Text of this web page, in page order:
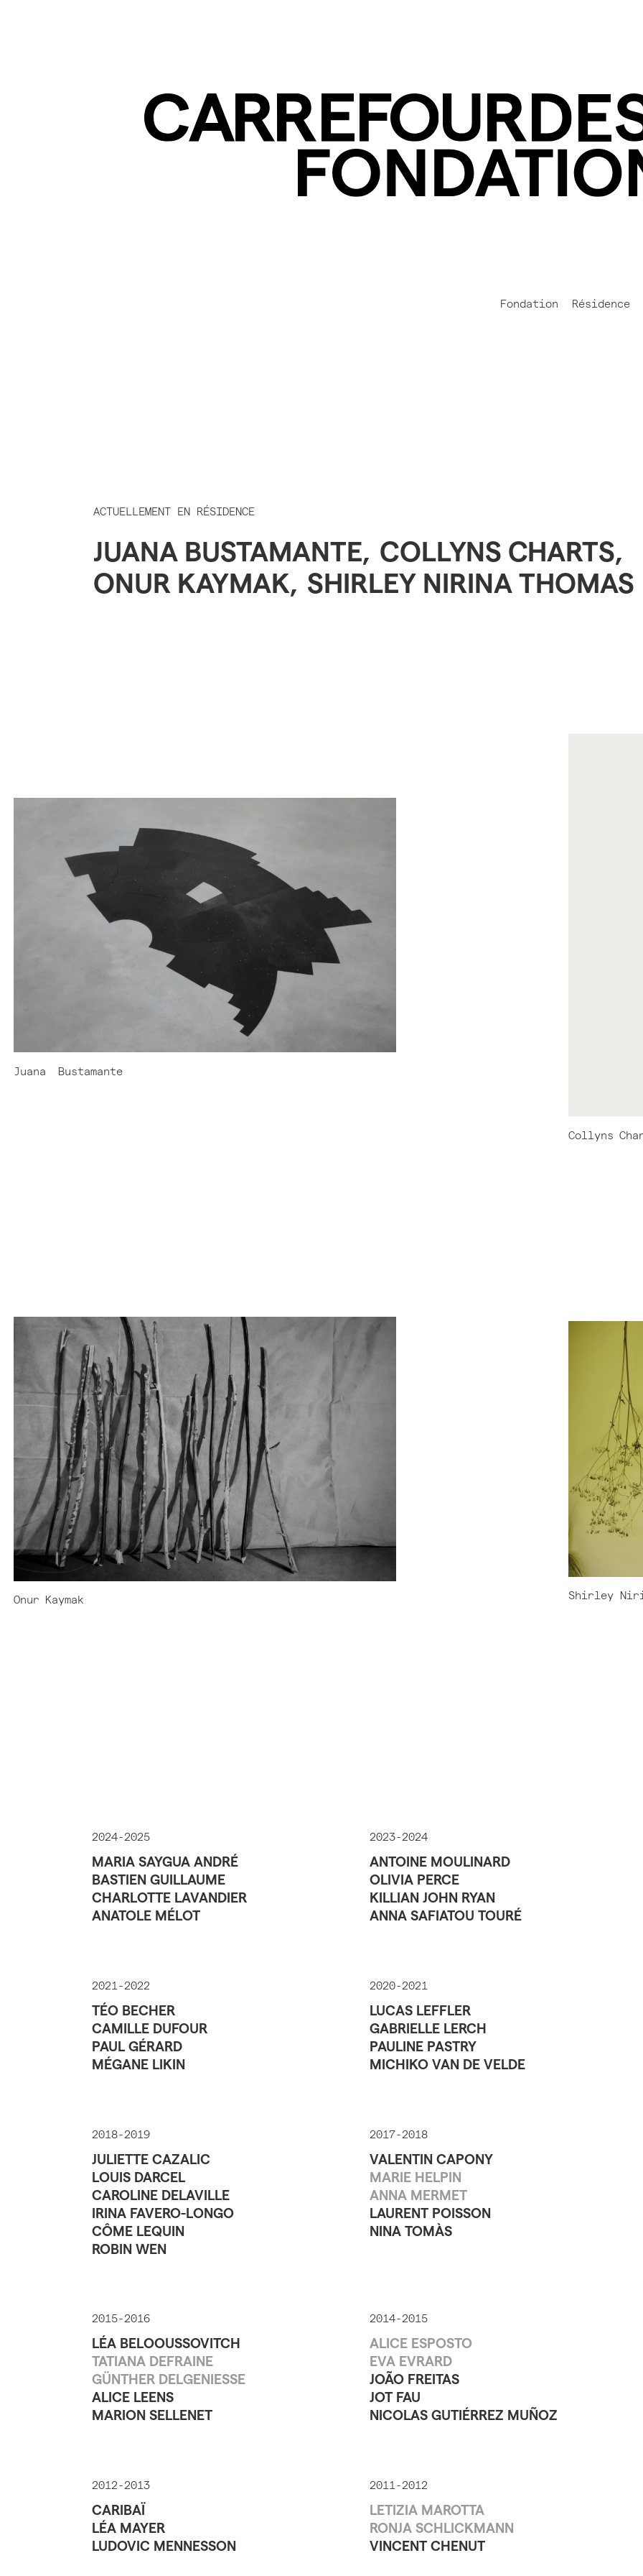
Fondation Résidence
ACTUELLEMENT EN RÉSIDENCE
JUANA BUSTAMANTE, COLLYNS CHARTS,
ONUR KAYMAK, SHIRLEY NIRINA THOMAS
Juana Bustamante
Collyns
Onur Kaymak Shirley
2024-2025
MARIA SAYGUA ANDRÉ
BASTIEN GUILLAUME
CHARLOTTE LAVANDIER
ANATOLE MÉLOT
2023-2024
ANTOINE MOULINARD
OLIVIA PERCE
KILLIAN JOHN RYAN
ANNA SAFIATOU TOURÉ
2021-2022
TÉO BECHER
CAMILLE DUFOUR
PAUL GÉRARD
MÉGANE LIKIN
2020-2021
LUCAS LEFFLER
GABRIELLE LERCH
PAULINE PASTRY
MICHIKO VAN DE VELDE
2018-2019
JULIETTE CAZALIC
LOUIS DARCEL
CAROLINE DELAVILLE
IRINA FAVERO-LONGO
CÔME LEQUIN
ROBIN WEN
2017-2018
VALENTIN CAPONY
MARIE HELPIN
ANNA MERMET
LAURENT POISSON
NINA TOMÀS
2015-2016
LÉA BELOOUSSOVITCH
TATIANA DEFRAINE
GÜNTHER DELGENIESSE
ALICE LEENS
MARION SELLENET
2014-2015
ALICE ESPOSTO
EVA EVRARD
JOÃO FREITAS
JOT FAU
NICOLAS GUTIÉRREZ MUÑOZ
2012-2013
CARIBAÏ
LÉA MAYER
LUDOVIC MENNESSON
2011-2012
LETIZIA MAROTTA
RONJA SCHLICKMANN
VINCENT CHENUT